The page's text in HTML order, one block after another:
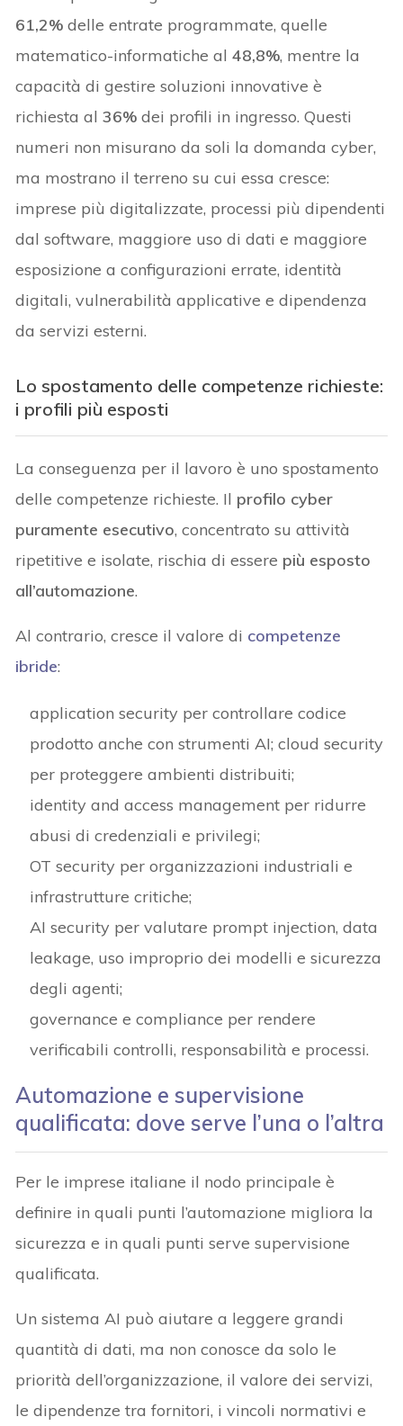
61,2% delle entrate programmate, quelle
matematico-informatiche al48,8%, mentre la
capacità di gestire soluzioni innovative è
richiesta al 36% dei profili in ingresso. Questi
numeri non misurano da soli la domanda cyber,
ma mostrano il terreno su cui essa cresce:
imprese più digitalizzate, processi più dipendenti
dal software, maggiore uso di dati e maggiore
esposizione a configurazioni errate, identità
digitali, vulnerabilità applicative e dipendenza
da servizi esterni.
Lo spostamento delle competenze richieste:
i profili più esposti
La conseguenza per il lavoro è uno spostamento
delle competenze richieste. Il profilo cyber
puramente esecutivo, concentrato su attività
ripetitive e isolate, rischia di essere più esposto
all’automazione.
Al contrario, cresce il valore di competenze
ibride:
application security per controllare codice
prodotto anche con strumenti AI; cloud security
per proteggere ambienti distribuiti;
identity and access management per ridurre
abusi di credenziali e privilegi;
OT security per organizzazioni industriali e
infrastrutture critiche;
AI security per valutare prompt injection, data
leakage, uso improprio dei modelli e sicurezza
degli agenti;
governance e compliance per rendere
verificabili controlli, responsabilità e processi.
Automazione e supervisione
qualificata: dove serve l’una o l’altra
Per le imprese italiane il nodo principale è
definire in quali punti l’automazione migliora la
sicurezza e in quali punti serve supervisione
qualificata.
Un sistema AI può aiutare a leggere grandi
quantità di dati, ma non conosce da solo le
priorità dell’organizzazione, il valore dei servizi,
le dipendenze tra fornitori, i vincoli normativi e